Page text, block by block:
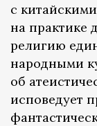
с
на практике
религию
народными
об
исповедует